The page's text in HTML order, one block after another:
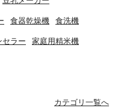
食器乾燥機 食洗機
セラー 家庭用精米機
カテゴリ一覧へ